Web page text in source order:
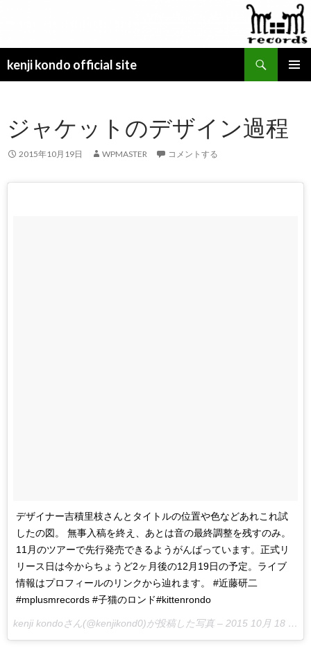
kenji kondo official site
索
ン
ツ
へ
ジャケットのデザイン過程
2015年10月19日 WPMASTER コメントする
デザイナー吉積里枝さんとタイトルの位置や色などあれこれ試
したの図。 無事入稿を終え、あとは音の最終調整を残すのみ。
11月のツアーで先行発売できるようがんばっています。正式リ
リース日は今からちょうど2ヶ月後の12月19日の予定。ライブ
情報はプロフィールのリンクから辿れます。 #近藤研二
#mplusmrecords #子猫のロンド#kittenrondo
kenji kondoさん(@kenjikond0)が投稿した写真 – 2015 10月 18 6:41午後 PDT